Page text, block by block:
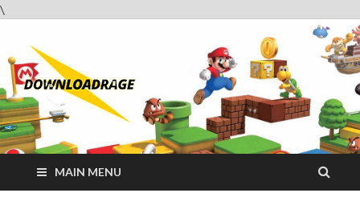
\
Website tải phần mềm nhanh và miễn phí
MAIN MENU